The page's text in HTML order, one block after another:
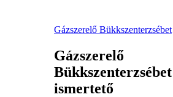
Gázszerelő Bükkszenterzsébet
Gázszerelő
Bükkszenterzsébet
ismertető